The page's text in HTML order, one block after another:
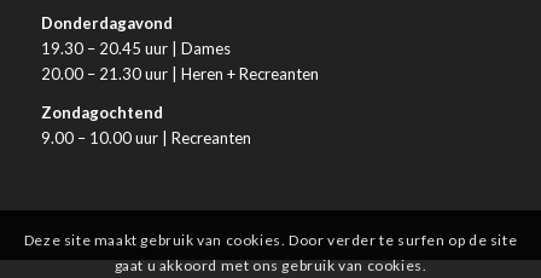
Donderdagavond
19.30 – 20.45 uur | Dames
20.00 – 21.30 uur | Heren + Recreanten
Zondagochtend
9.00 – 10.00 uur | Recreanten
Deze site maakt gebruik van cookies. Door verder te surfen op de site
gaat u akkoord met ons gebruik van cookies.